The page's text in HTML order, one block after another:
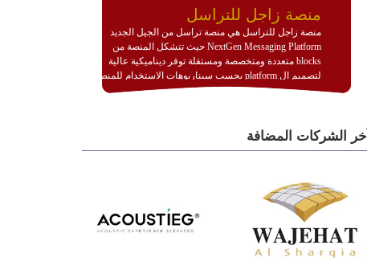
منصة زاجل للتراسل
منصة زاجل للتراسل هي منصة تراسل من الجيل الجديد
NextGen Messaging Platform حيث تتشكل المنصة من
blocks متعددة ومتخصصة ومستقلة توفر ديناميكية عالية
لتصميم ال platform بحسب سيناريوهات الاستخدام للمنصة
وتتوافق مع النشر والاستثمار ضمن بيئة استضافة dedicated
تخدم أي سيناريو تراسل مهما كان معقدا عبر إضافة ومعايرة
عناصر ديناميكية (dynamic items) وتجهيز إعدادات التواصل
http://www.plutosms.com/zagel
آخر الشركات المضافة